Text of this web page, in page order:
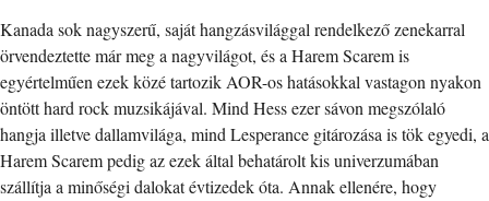
Kanada sok nagyszerű, saját hangzásvilággal rendelkező zenekarral
örvendeztette már meg a nagyvilágot, és a Harem Scarem is
egyértelműen ezek közé tartozik AOR-os hatásokkal vastagon nyakon
öntött hard rock muzsikájával. Mind Hess ezer sávon megszólaló
hangja illetve dallamvilága, mind Lesperance gitározása is tök egyedi, a
Harem Scarem pedig az ezek által behatárolt kis univerzumában
szállítja a minőségi dalokat évtizedek óta. Annak ellenére, hogy